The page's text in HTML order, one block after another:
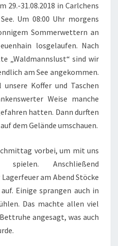
P
P
E
A
G
E
A
N
E
E
N
A
I
N
E
29.-31.08.2018 in Carlchens
Um 08:00 Uhr morgens
Sommerwettern an
losgelaufen. Nach
„Waldmannslust“ sind wir
am See angekommen.
Koffer und Taschen
Weise manche
hatten. Dann durften
dem Gelände umschauen.
vorbei, um mit uns
spielen. Anschließend
am Abend Stöcke
Einige sprangen auch in
Das machte allen viel
angesagt, was auch